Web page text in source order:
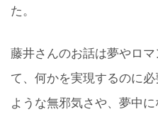
た。
藤井さんのお話は夢やロ
て、何かを実現するのに
ような無邪気さや、夢中